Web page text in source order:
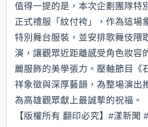
值得一提的是，本次企劃團隊特
正式禮服「紋付袴」，作為這場
特別舞台服裝，並安排歌舞伎隈
演，讓觀眾近距離感受角色妝容
麗服飾的美學張力。壓軸節目《
祥象徵與深厚藝韻，為整場演出
為高雄觀眾獻上最誠摯的祝福。
【版權所有 翻印必究】#漾新聞